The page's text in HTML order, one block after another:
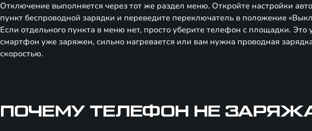
Отключение выполняется через тот же раздел меню. Откройте настройки
пункт беспроводной зарядки и переведите переключатель в положение
Если отдельного пункта в меню нет, просто уберите телефон с площадки. Это
смартфон уже заряжен, сильно нагревается или вам нужна проводная
скоростью.
ПОЧЕМУ ТЕЛЕФОН НЕ